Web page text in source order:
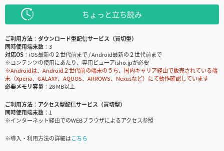
ちょっと立ち読み
ご利用方法
ダウンロード型配信サービス（買切型）
同時使用端末数
3
対応OS
iOS最新の２世代前まで / Android最新の２世代前まで
※コンテンツの使用にあたり、専用ビューアisho.jpが必要
※Androidは、Android２世代前の端末のうち、国内キャリア経由で販売されている端
末（Xperia、GALAXY、AQUOS、ARROWS、Nexusなど）にて動作確認しています
必要メモリ容量
28 MB以上
ご利用方法
アクセス型配信サービス（買切型）
同時使用端末数
1
※インターネット経由でのWEBブラウザによるアクセス参照
※導入・利用方法の詳細はこちら